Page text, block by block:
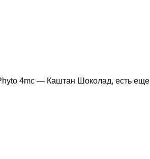
4mc — Каштан Шоколад, есть еще